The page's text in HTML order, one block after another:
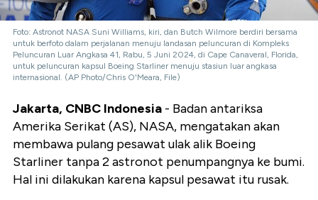
Foto: Astronot NASA Suni Williams, kiri, dan Butch Wilmore berdiri bersama
untuk berfoto dalam perjalanan menuju landasan peluncuran di Kompleks
Peluncuran Luar Angkasa 41, Rabu, 5 Juni 2024, di Cape Canaveral, Florida,
untuk peluncuran kapsul Boeing Starliner menuju stasiun luar angkasa
internasional. (AP Photo/Chris O'Meara, File)
Jakarta, CNBC Indonesia - Badan antariksa
Amerika Serikat (AS), NASA, mengatakan akan
membawa pulang pesawat ulak alik Boeing
Starliner tanpa 2 astronot penumpangnya ke bumi.
Hal ini dilakukan karena kapsul pesawat itu rusak.